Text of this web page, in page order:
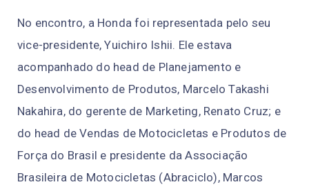
No encontro, a Honda foi representada pelo seu
vice-presidente, Yuichiro Ishii. Ele estava
acompanhado do head de Planejamento e
Desenvolvimento de Produtos, Marcelo Takashi
Nakahira, do gerente de Marketing, Renato Cruz; e
do head de Vendas de Motocicletas e Produtos de
Força do Brasil e presidente da Associação
Brasileira de Motocicletas (Abraciclo), Marcos